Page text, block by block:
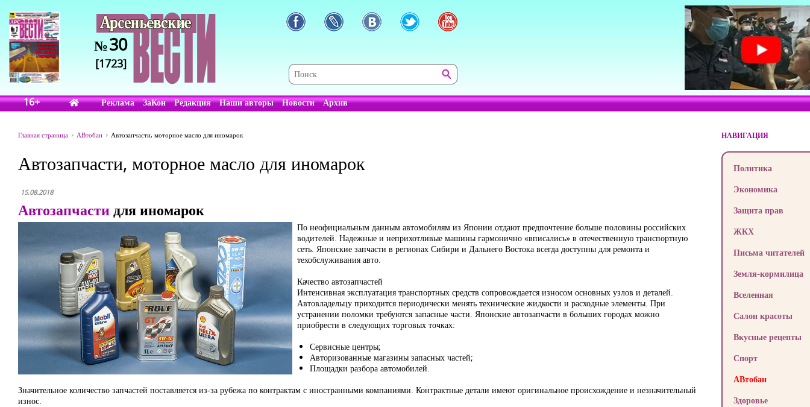
№30
[1723]
16+ Реклама ЗаКон Редакция Наши авторы Новости Архив
Главная страница АВтобан Автозапчасти, моторное масло для иномарок
Автозапчасти, моторное масло для иномарок
15.08.2018
Автозапчастидля иномарок
По неофициальным данным автомобилям из Японии отдают предпочтение больше половины российских
водителей. Надежные и неприхотливые машины гармонично «вписались» в отечественную транспортную
сеть. Японские запчасти в регионах Сибири и Дальнего Востока всегда доступны для ремонта и
техобслуживания авто.
Качество автозапчастей
Интенсивная эксплуатация транспортных средств сопровождается износом основных узлов и деталей.
Автовладельцу приходится периодически менять технические жидкости и расходные элементы. При
устранении поломки требуются запасные части. Японские автозапчасти в больших городах можно
приобрести в следующих торговых точках:
Сервисные центры;
Авторизованные магазины запасных частей;
Площадки разбора автомобилей.
Значительное количество запчастей поставляется из-за рубежа по контрактам с иностранными компаниями. Контрактные детали имеют оригинальное происхождение и незначительный
износ.
НАВИГАЦИЯ
Политика
Экономика
Защита прав
ЖКХ
Письма читателей
Земля-кормилица
Вселенная
Салон красоты
Вкусные рецепты
Спорт
АВтобан
Здоровье